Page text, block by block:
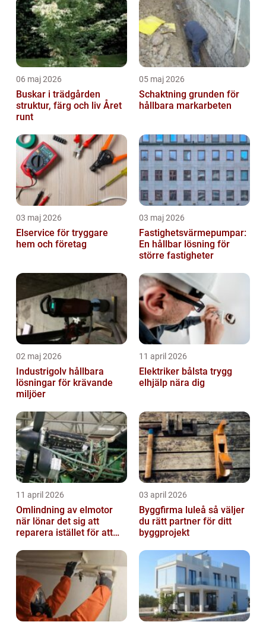
06 maj 2026
Buskar i trädgården
struktur, färg och liv Året
runt
05 maj 2026
Schaktning grunden för
hållbara markarbeten
03 maj 2026
Elservice för tryggare
hem och företag
03 maj 2026
Fastighetsvärmepumpar:
En hållbar lösning för
större fastigheter
02 maj 2026
Industrigolv hållbara
lösningar för krävande
miljöer
11 april 2026
Elektriker bålsta trygg
elhjälp nära dig
11 april 2026
Omlindning av elmotor
när lönar det sig att
reparera istället för att
03 april 2026
Byggfirma luleå så väljer
du rätt partner för ditt
byggprojekt